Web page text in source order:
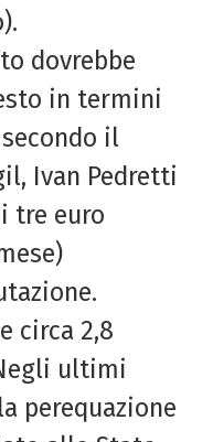
dovrebbe
in termini
il
Ivan Pedretti
tre euro
circa 2,8
ultimi
perequazione